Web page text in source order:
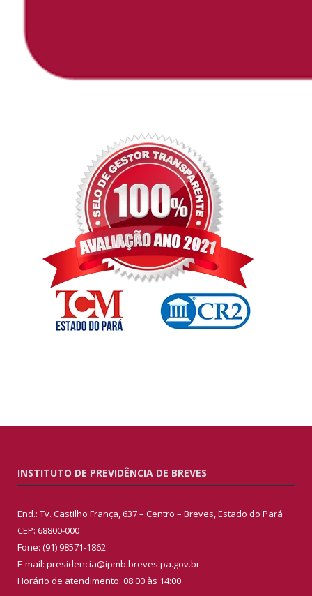
INSTITUTO DE PREVIDÊNCIA DE BREVES
End.: Tv. Castilho França, 637 – Centro – Breves, Estado do Pará
CEP: 68800-000
Fone: (91) 98571-1862
E-mail: presidencia@ipmb.breves.pa.gov.br
Horário de atendimento: 08:00 às 14:00